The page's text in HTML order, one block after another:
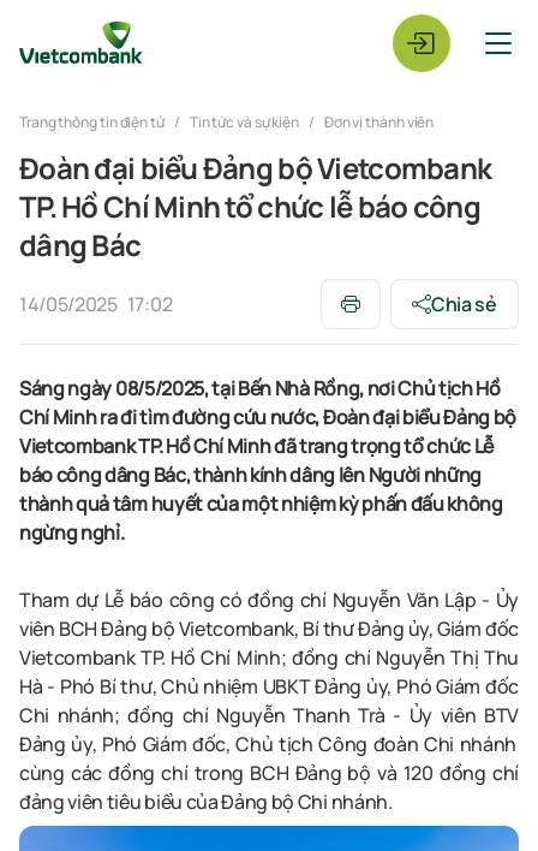
Trang thông tin điện tử Tin tức và sự kiện Đơn vị thành viên
Đoàn đại biểu Đảng bộ Vietcombank
TP. Hồ Chí Minh tổ chức lễ báo công
dâng Bác
14/05/2025 17:02 Chia sẻ
Sángngày08/5/2025,tại Bến NhàRồng,nơi Chủ tịch Hồ
Chí Minhra đi tìm đường cứu nước,Đoàn đại biểu Đảng bộ
VietcombankTP. Hồ Chí Minh đã trang trọng tổ chức Lễ
báo công dâng Bác,thànhkính dâng lên Người những
thành quả tâm huyết của một nhiệm kỳ phấn đấu không
ngừng nghỉ.
Tham dự Lễ báo công có đồng chí Nguyễn Văn Lập - Ủy
viên BCHĐảng bộVietcombank, Bí thư Đảng ủy,Giám đốc
VietcombankTP. Hồ Chí Minh; đồng chí Nguyễn Thị Thu
Hà - Phó Bí thư, Chủ nhiệm UBKTĐảng ủy, PhóGiám đốc
Chi nhánh; đồng chí Nguyễn Thanh Trà - Ủy viên BTV
Đảng ủy, Phó Giám đốc, Chủ tịch Công đoàn Chi nhánh
cùng các đồng chí trong BCH Đảng bộ và 120 đồng chí
đảng viên tiêu biểucủaĐảng bộ Chi nhánh.